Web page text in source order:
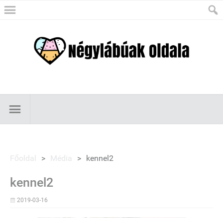
Főoldal > Média > kennel2
kennel2
2019-03-16